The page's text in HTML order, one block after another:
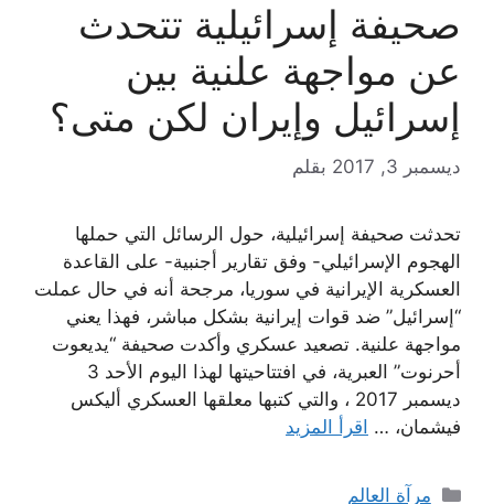
صحيفة إسرائيلية تتحدث
عن مواجهة علنية بين
إسرائيل وإيران لكن متى؟
ديسمبر 3, 2017 بقلم
تحدثت صحيفة إسرائيلية، حول الرسائل التي حملها
الهجوم الإسرائيلي- وفق تقارير أجنبية- على القاعدة
العسكرية الإيرانية في سوريا، مرجحة أنه في حال عملت
“إسرائيل” ضد قوات إيرانية بشكل مباشر، فهذا يعني
مواجهة علنية. تصعيد عسكري وأكدت صحيفة “يديعوت
أحرنوت” العبرية، في افتتاحيتها لهذا اليوم الأحد 3
ديسمبر 2017 ، والتي كتبها معلقها العسكري أليكس
فيشمان، … اقرأ المزيد
التصنيفات
مرآة العالم